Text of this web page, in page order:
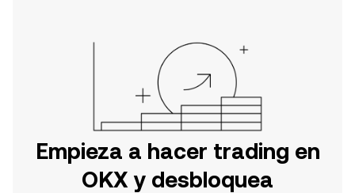
Empieza a hacer trading en
OKX y desbloquea